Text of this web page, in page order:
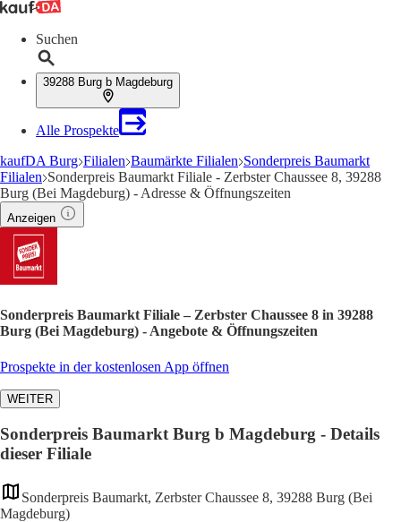
Suchen
39288 Burg b Magdeburg
Alle Prospekte
kaufDA Burg Filialen Baumärkte Filialen Sonderpreis Baumarkt
Filialen Sonderpreis Baumarkt Filiale - Zerbster Chaussee 8, 39288
Burg (Bei Magdeburg) - Adresse & Öffnungszeiten
Anzeigen
Sonderpreis Baumarkt Filiale – Zerbster Chaussee 8 in 39288
Burg (Bei Magdeburg) - Angebote & Öffnungszeiten
Prospekte in der kostenlosen App öffnen
WEITER
Sonderpreis Baumarkt Burg b Magdeburg - Details
dieser Filiale
Sonderpreis Baumarkt, Zerbster Chaussee 8, 39288 Burg (Bei
Magdeburg)